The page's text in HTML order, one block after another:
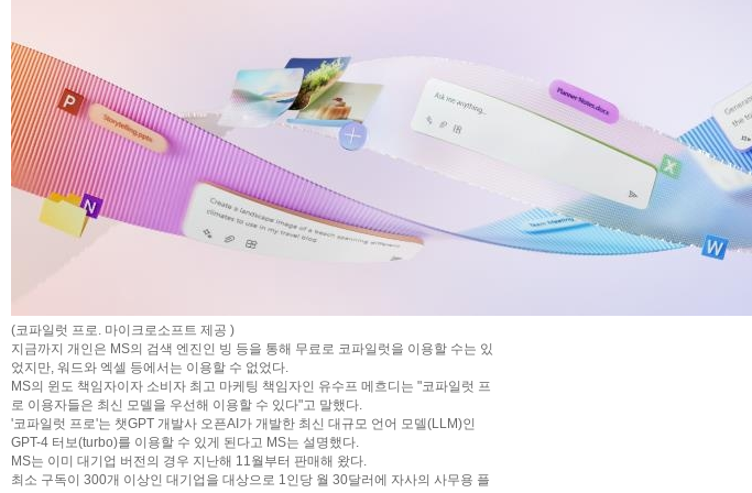
(코파일럿 프로. 마이크로소프트 제공 )
지금까지 개인은 MS의 검색 엔진인 빙 등을 통해 무료로 코파일럿을 이용할 수는 있
었지만, 워드와 엑셀 등에서는 이용할 수 없었다.
MS의 윈도 책임자이자 소비자 최고 마케팅 책임자인 유수프 메흐디는 "코파일럿 프
로 이용자들은 최신 모델을 우선해 이용할 수 있다"고 말했다.
'코파일럿 프로'는 챗GPT 개발사 오픈AI가 개발한 최신 대규모 언어 모델(LLM)인
GPT-4 터보(turbo)를 이용할 수 있게 된다고 MS는 설명했다.
MS는 이미 대기업 버전의 경우 지난해 11월부터 판매해 왔다.
최소 구독이 300개 이상인 대기업을 대상으로 1인당 월 30달러에 자사의 사무용 플